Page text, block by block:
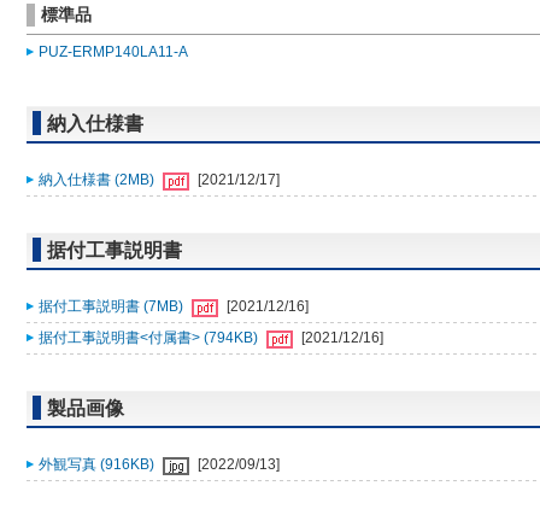
標準品
PUZ-ERMP140LA11-A
納入仕様書
納入仕様書 (2MB) [2021/12/17]
据付工事説明書
据付工事説明書 (7MB)
[2021/12/16]
据付工事説明書<付属書> (794KB)
[2021/12/16]
製品画像
外観写真 (916KB) [2022/09/13]